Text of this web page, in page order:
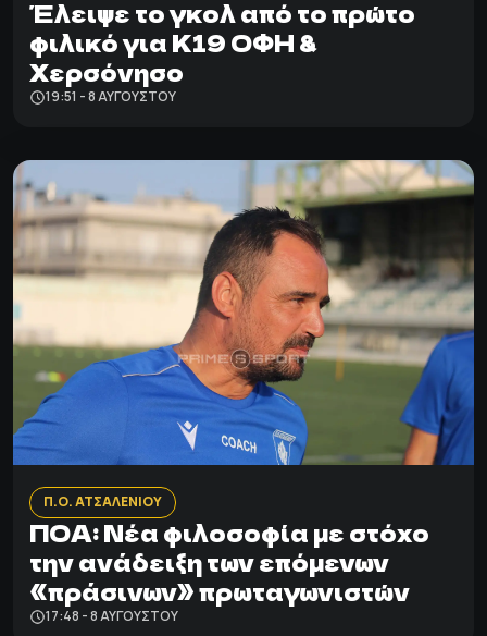
Έλειψε το γκολ από το πρώτο
φιλικό για Κ19 ΟΦΗ &
Χερσόνησο
19:51 - 8 ΑΥΓΟΎΣΤΟΥ
Π.Ο. ΑΤΣΑΛΕΝΙΟΥ
ΠΟΑ: Νέα φιλοσοφία με στόχο
την ανάδειξη των επόμενων
«πράσινων» πρωταγωνιστών
17:48 - 8 ΑΥΓΟΎΣΤΟΥ